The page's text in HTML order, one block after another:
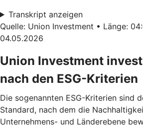
Transkript anzeigen
Quelle: Union Investment • Länge:
04.05.2026
Union Investment
nach den ESG-Kriterien
Die sogenannten ESG-Kriterien sind
Standard, nach dem die
Unternehmens- und Länderebene